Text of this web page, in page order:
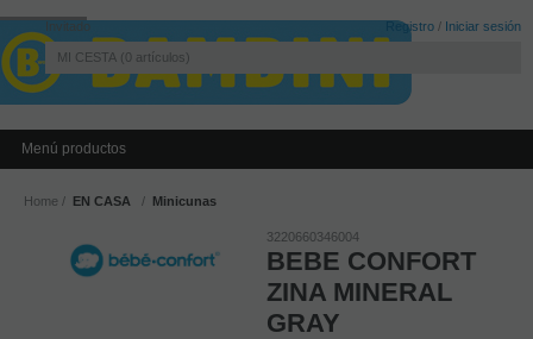
Invitado Registro / Iniciar sesión
MI CESTA 0 artículos
Menú productos
Home EN CASA Minicunas
3220660346004
BEBE CONFORT
ZINA MINERAL
GRAY